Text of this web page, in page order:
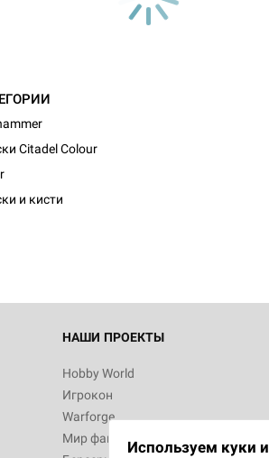
Citadel Colour
и кисти
НАШИ ПРОЕКТЫ
Hobby World
Игрокон
Warforge
Мир фантастикиИспользуем куки и